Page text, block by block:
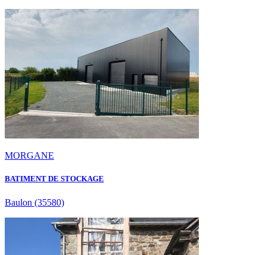
MORGANE
BATIMENT DE STOCKAGE
Baulon (35580)